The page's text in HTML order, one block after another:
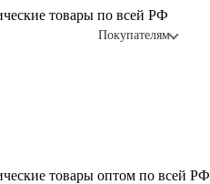
товары по всей РФ
Покупателям
товары оптом по всей РФ